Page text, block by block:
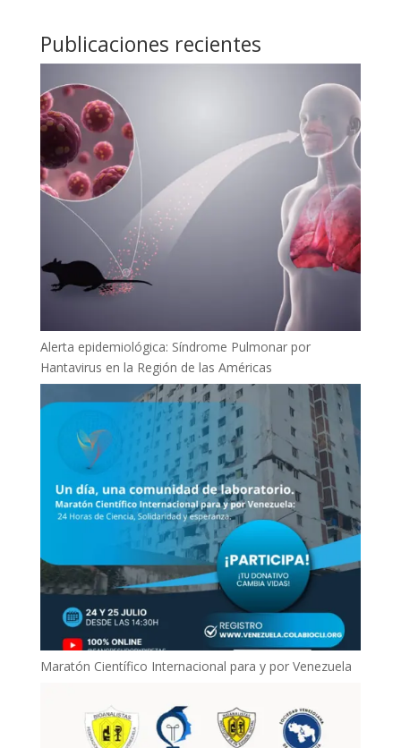
Publicaciones recientes
Alerta epidemiológica: Síndrome Pulmonar por
Hantavirus en la Región de las Américas
Maratón Científico Internacional para y por Venezuela